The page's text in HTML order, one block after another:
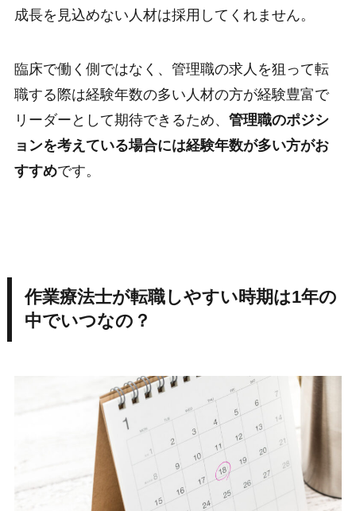
成長を見込めない人材は採用してくれません。
臨床で働く側ではなく、管理職の求人を狙って転
職する際は経験年数の多い人材の方が経験豊富で
リーダーとして期待できるため、 管理職のポジシ
ョンを考えている場合には経験年数が多い方がお
すすめです。
作業療法士が転職しやすい時期は1年の
中でいつなの？